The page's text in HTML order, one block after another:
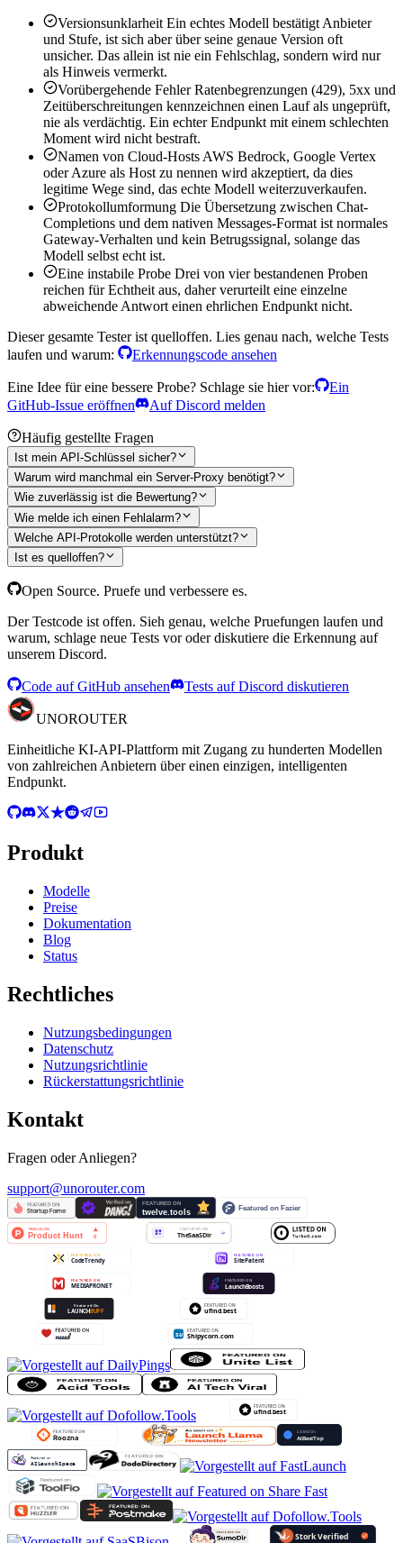
Versionsunklarheit Ein echtes Modell bestätigt Anbieter
und Stufe, ist sich aber über seine genaue Version oft
unsicher. Das allein ist nie ein Fehlschlag, sondern wird nur
als Hinweis vermerkt.
Vorübergehende Fehler Ratenbegrenzungen (429), 5xx und
Zeitüberschreitungen kennzeichnen einen Lauf als ungeprüft,
nie als verdächtig. Ein echter Endpunkt mit einem schlechten
Moment wird nicht bestraft.
Namen von Cloud-Hosts AWS Bedrock, Google Vertex
oder Azure als Host zu nennen wird akzeptiert, da dies
legitime Wege sind, das echte Modell weiterzuverkaufen.
Protokollumformung Die Übersetzung zwischen Chat-
Completions und dem nativen Messages-Format ist normales
Gateway-Verhalten und kein Betrugssignal, solange das
Modell selbst echt ist.
Eine instabile Probe Drei von vier bestandenen Proben
reichen für Echtheit aus, daher verurteilt eine einzelne
abweichende Antwort einen ehrlichen Endpunkt nicht.
Dieser gesamte Tester ist quelloffen. Lies genau nach, welche Tests
laufen und warum:
Erkennungscode ansehen
Eine Idee für eine bessere Probe? Schlage sie hier vor:
Ein
GitHub-Issue eröffnen
Auf Discord melden
Häufig gestellte Fragen
Ist mein API-Schlüssel sicher?
Warum wird manchmal ein Server-Proxy benötigt?
Wie zuverlässig ist die Bewertung?
Wie melde ich einen Fehlalarm?
Welche API-Protokolle werden unterstützt?
Ist es quelloffen?
Open Source. Pruefe und verbessere es.
Der Testcode ist offen. Sieh genau, welche Pruefungen laufen und
warum, schlage neue Tests vor oder diskutiere die Erkennung auf
unserem Discord.
Code auf GitHub ansehen Tests auf Discord diskutieren
UNOROUTER
Einheitliche KI-API-Plattform mit Zugang zu hunderten Modellen
von zahlreichen Anbietern über einen einzigen, intelligenten
Endpunkt.
Produkt
Modelle
Preise
Dokumentation
Blog
Status
Rechtliches
Nutzungsbedingungen
Datenschutz
Nutzungsrichtlinie
Rückerstattungsrichtlinie
Kontakt
Fragen oder Anliegen?
support@unorouter.com